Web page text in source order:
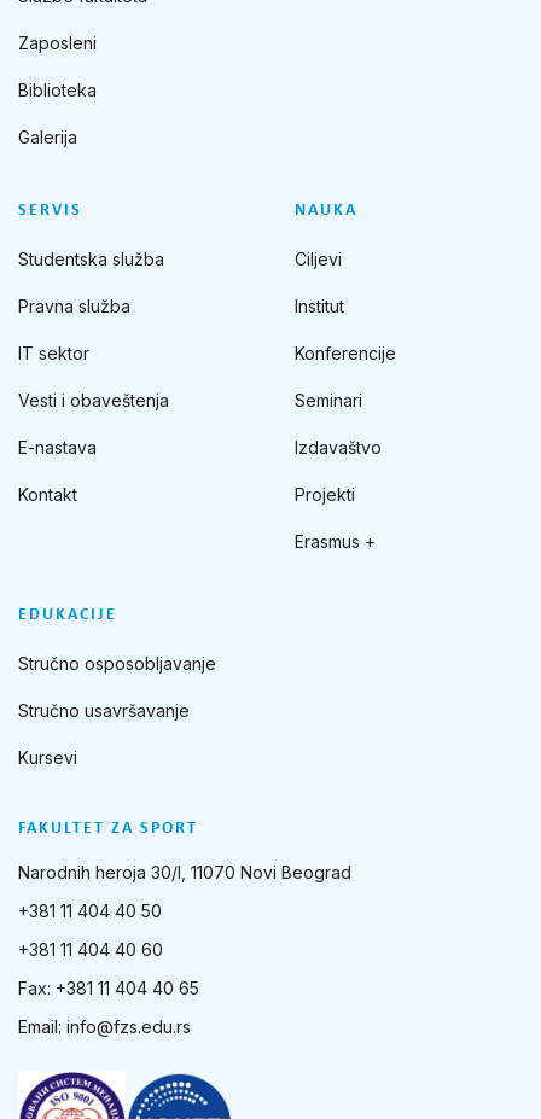
FAKULTET ZA SPORT
Narodnih heroja 30/I, 11070 Novi Beograd
+381 11 404 40 50
+381 11 404 40 60
Fax: +381 11 404 40 65
Email: info@fzs.edu.rs
Zaposleni
Biblioteka
Galerija
SERVIS
Studentska služba
Pravna služba
IT sektor
Vesti i obaveštenja
E-nastava
Kontakt
NAUKA
Ciljevi
Institut
Konferencije
Seminari
Izdavaštvo
Projekti
Erasmus +
EDUKACIJE
Stručno osposobljavanje
Stručno usavršavanje
Kursevi